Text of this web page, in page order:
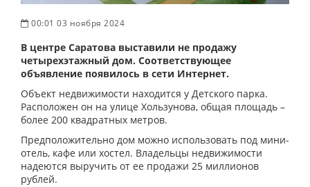
00:01 03 ноября 2024
В центре Саратова выставили не продажу
четырехэтажный дом. Соответствующее
объявление появилось в сети Интернет.
Объект недвижимости находится у Детского парка.
Расположен он на улице Хользунова, общая площадь –
более 200 квадратных метров.
Предположительно дом можно использовать под мини-
отель, кафе или хостел. Владельцы недвижимости
надеются выручить от ее продажи 25 миллионов
рублей.